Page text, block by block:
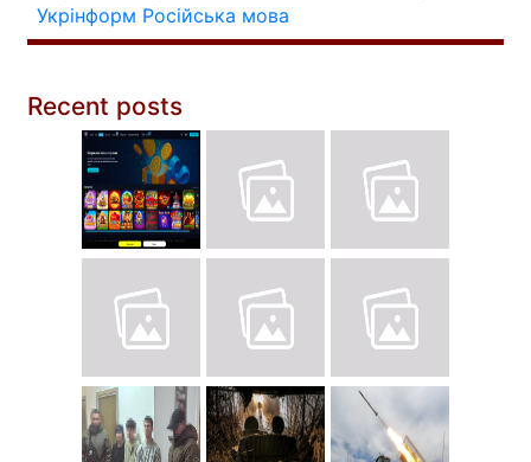
Укрінформ Російська мова
Recent posts